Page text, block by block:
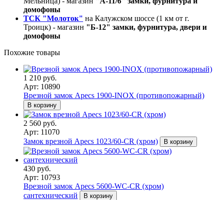
домофоны
ТСК "Молоток" на Калужском шоссе (1 км от г.
Троицк) - магазин "Б-12" замки, фурнитура, двери и
домофоны
Похожие товары
1 210 руб.
Арт: 10890
Врезной замок Apecs 1900-INOX (противопожарный)
В корзину
2 560 руб.
Арт: 11070
Замок врезной Apecs 1023/60-CR (хром)
В корзину
430 руб.
Арт: 10793
Врезной замок Apecs 5600-WC-CR (хром)
сантехнический
В корзину